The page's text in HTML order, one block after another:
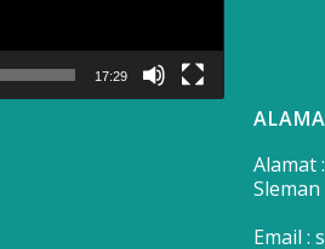
17:29
Alamat
Sleman
Email :